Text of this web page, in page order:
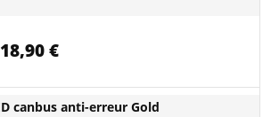
18,90 €
canbus anti-erreur Gold